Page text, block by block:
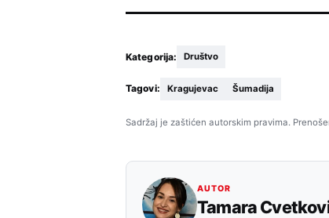
Kategorija: Društvo
Tagovi: Kragujevac Šumadija
Sadržaj je zaštićen autorskim pravima.
AUTOR
Tamara